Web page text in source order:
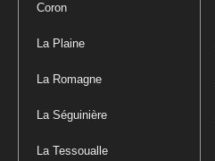
Coron
La Plaine
La Romagne
La Séguinière
La Tessoualle